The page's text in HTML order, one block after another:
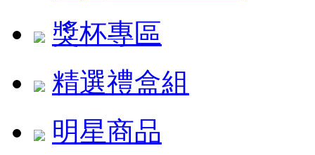
獎杯專區
精選禮盒組
明星商品